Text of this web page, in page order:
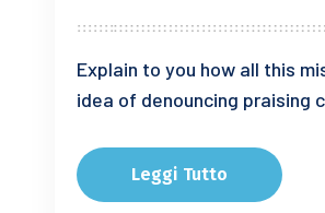
Explain to you how all this
idea of denouncing praising
Leggi Tutto